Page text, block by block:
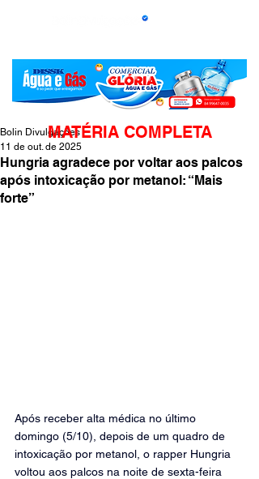
Hungria agradece por voltar aos palcos
após intoxicação por metanol: “Mais
forte”
Bolin Divulgações
11 de out. de 2025
Após receber alta médica no último
domingo (5/10), depois de um quadro de
intoxicação por metanol, o rapper Hungria
voltou aos palcos na noite de sexta-feira
MATÉRIA COMPLETA